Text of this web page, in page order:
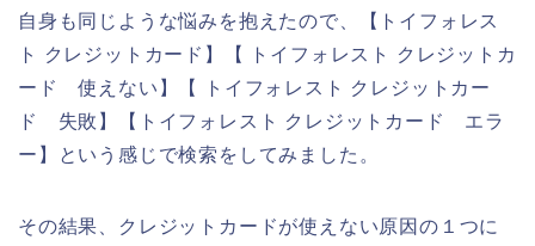
自身も同じような悩みを抱えたので、【トイフォレス
ト クレジットカード】【 トイフォレスト クレジットカ
ード 使えない】【 トイフォレスト クレジットカー
ド 失敗】【トイフォレスト クレジットカード エラ
ー】という感じで検索をしてみました。
その結果、クレジットカードが使えない原因の１つに